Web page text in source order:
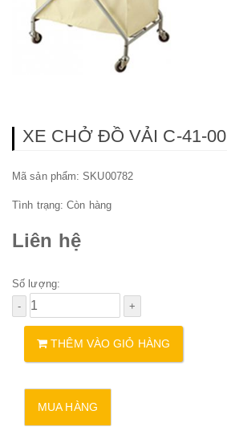
XE CHỞ ĐỒ VẢI C-41-00
Mã sản phẩm: SKU00782
Tình trạng:Còn hàng
Liên hệ
Số lượng:
THÊM VÀO GIỎ HÀNG